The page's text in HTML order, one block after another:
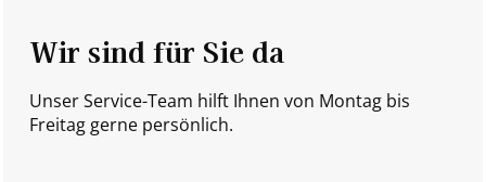
Wir sind für Sie da
Unser Service-Team hilft Ihnen von Montag bis
Freitag gerne persönlich.